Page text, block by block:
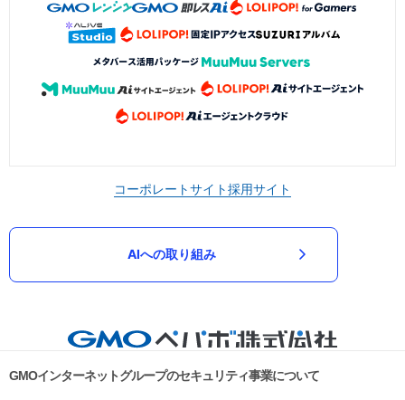
コーポレートサイト採用サイト
AIへの取り組み
GMOインターネットグループのセキュリティ事業について